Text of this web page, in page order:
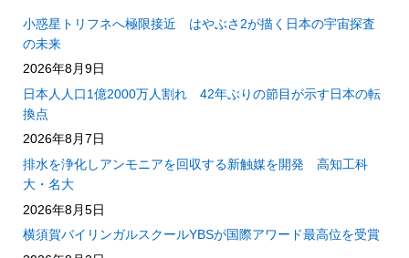
小惑星トリフネへ極限接近 はやぶさ2が描く日本の宇宙探査
の未来
2026年8月9日
日本人人口1億2000万人割れ 42年ぶりの節目が示す日本の転
換点
2026年8月7日
排水を浄化しアンモニアを回収する新触媒を開発 高知工科
大・名大
2026年8月5日
横須賀バイリンガルスクールYBSが国際アワード最高位を受賞